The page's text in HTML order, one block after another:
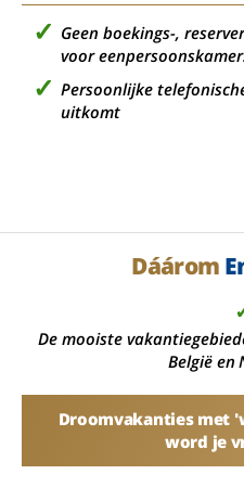
Geen boekings-,
voor
Persoonlijke
uitkomt
Dáárom
De mooiste
België en
Droomvakanties met
word je